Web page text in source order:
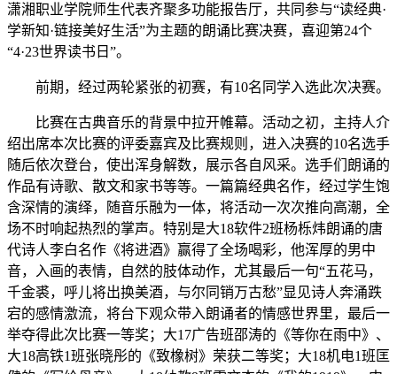
潇湘职业学院师生代表齐聚多功能报告厅，共同参与“读经典·
学新知·链接美好生活”为主题的朗诵比赛决赛，喜迎第24个
“4·23世界读书日”。
前期，经过两轮紧张的初赛，有10名同学入选此次决赛。
比赛在古典音乐的背景中拉开帷幕。活动之初，主持人介
绍出席本次比赛的评委嘉宾及比赛规则，进入决赛的10名选手
随后依次登台，使出浑身解数，展示各自风采。选手们朗诵的
作品有诗歌、散文和家书等等。一篇篇经典名作，经过学生饱
含深情的演绎，随音乐融为一体，将活动一次次推向高潮，全
场不时响起热烈的掌声。特别是大18软件2班杨栎炜朗诵的唐
代诗人李白名作《将进酒》赢得了全场喝彩，他浑厚的男中
音，入画的表情，自然的肢体动作，尤其最后一句“五花马，
千金裘，呼儿将出换美酒，与尔同销万古愁”显见诗人奔涌跌
宕的感情激流，将台下观众带入朗诵者的情感世界里，最后一
举夺得此次比赛一等奖；大17广告班邵涛的《等你在雨中》、
大18高铁1班张晓彤的《致橡树》荣获二等奖；大18机电1班匡